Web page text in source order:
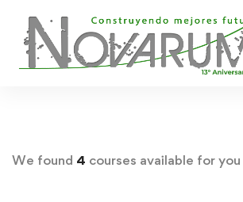
We found 4 courses available for you